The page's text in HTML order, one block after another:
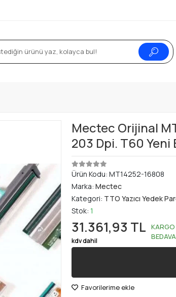
Mectec Orijinal
203 Dpi. T60 Yeni
Ürün Kodu: MT14252-16808
Marka: Mectec
Kategori: TTO Yazıcı Yedek
Stok: 1
31.361,93 TL
kdv dahil
KARGO
BEDAVA
Favorilerime ekle